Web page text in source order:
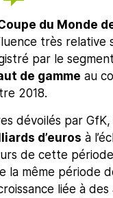
du Monde
très relative
par le
de gamme au
2018.
dévoilés par
d’euros à
de cette
la même période
liée à des